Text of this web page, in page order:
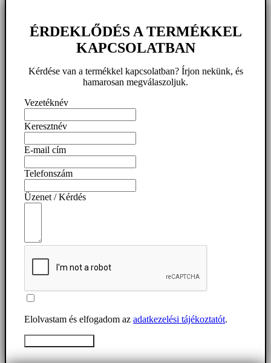
ÉRDEKLŐDÉS A TERMÉKKEL
KAPCSOLATBAN
Kérdése van a termékkel kapcsolatban? Írjon nekünk, és
hamarosan megválaszoljuk.
Vezetéknév
Keresztnév
E-mail cím
Telefonszám
Üzenet / Kérdés
Elolvastam és elfogadom az adatkezelési tájékoztatót.